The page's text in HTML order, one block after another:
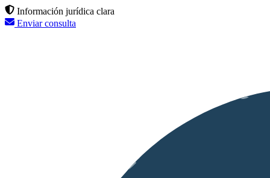
Información jurídica clara
Enviar consulta